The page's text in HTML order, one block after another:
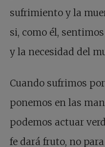
sufrimiento y la
si, como él,
y la necesidad del
Cuando sufrimos
ponemos en las
podemos actuar
fe dará fruto, no